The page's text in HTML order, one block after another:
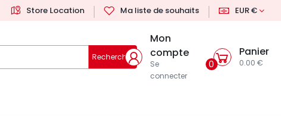
Store Location Ma liste de souhaits EUR €
Rechercher
Mon
compte
Se
connecter
0
Panier
0.00 €